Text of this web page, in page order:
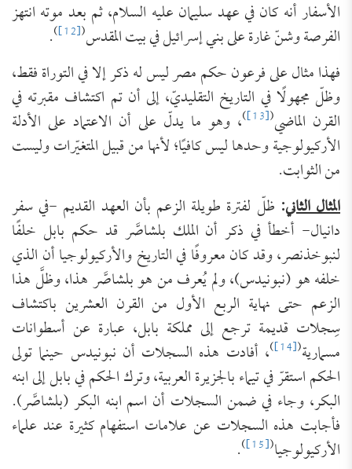
الأسفار أنه كان في عهد سليمان عليه السلام، ثم بعد موته انتهز
الفرصة وشنّ غارة على بني إسرائيل في بيت المقدس(
[12]
)
.
فهذا مثال على فرعون حكم مصر ليس له ذكر إلا في التوراة فقط،
وظلّ مجهولًا في التاريخ التقليديّ، إلى أن تم اكتشاف مقبرته في
القرن الماضي(
[13]
)، وهو ما يدلّ على أن الاعتماد على الأدلة
الأركيولوجية وحدها ليس كافيًا؛ لأنها من قبيل المتغيّرات وليست
من الثوابت.
المثال الثاني: ظلّ لفترة طويلة الزعم بأن العهد القديم -في سفر
دانيال- أخطأ في ذكر أن الملك بلشاصَّر قد حكم بابل خلفًا
لنبوخذنصر، وقد كان معروفًا في التاريخ والأركيولوجيا أن الذي
خلفه هو (نبونيدس)، ولم يُعرف من هو بلشاصَّر هذا، وظلَّ هذا
الزعم حتى نهاية الربع الأول من القرن العشرين باكتشاف
سِجلات قديمة ترجع إلى مملكة بابل، عبارة عن أسطوانات
مسمارية(
[14]
)، أفادت هذه السجلات أن نبونيدس حينما تولى
الحكم استقرّ في تيماء بالجزيرة العربية، وترك الحكم في بابل إلى ابنه
البكر، وجاء في ضمن السجلات أن اسم ابنه البكر (بلشاصَّر).
فأجابت هذه السجلات عن علامات استفهام كثيرة عند علماء
الأركيولوجيا(
[15]
)
.